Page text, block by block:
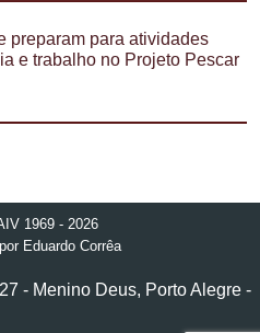
preparam para atividades
e trabalho no Projeto Pescar
1969 - 2026
Eduardo Corrêa
- Menino Deus, Porto Alegre -